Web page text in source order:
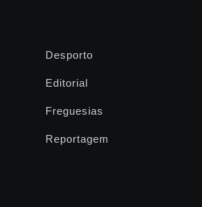
Desporto
Editorial
Freguesias
Reportagem